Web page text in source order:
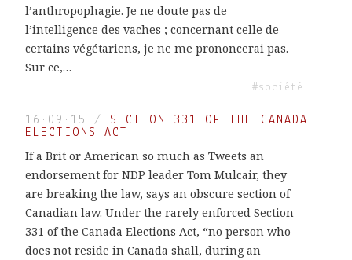
l’anthropophagie. Je ne doute pas de
l’intelligence des vaches ; concernant celle de
certains végétariens, je ne me prononcerai pas.
Sur ce,…
#société
16·09·15 /
SECTION 331 OF THE CANADA
ELECTIONS ACT
If a Brit or American so much as Tweets an
endorsement for NDP leader Tom Mulcair, they
are breaking the law, says an obscure section of
Canadian law. Under the rarely enforced Section
331 of the Canada Elections Act, “no person who
does not reside in Canada shall, during an